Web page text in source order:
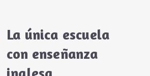
La única escuela
con enseñanza